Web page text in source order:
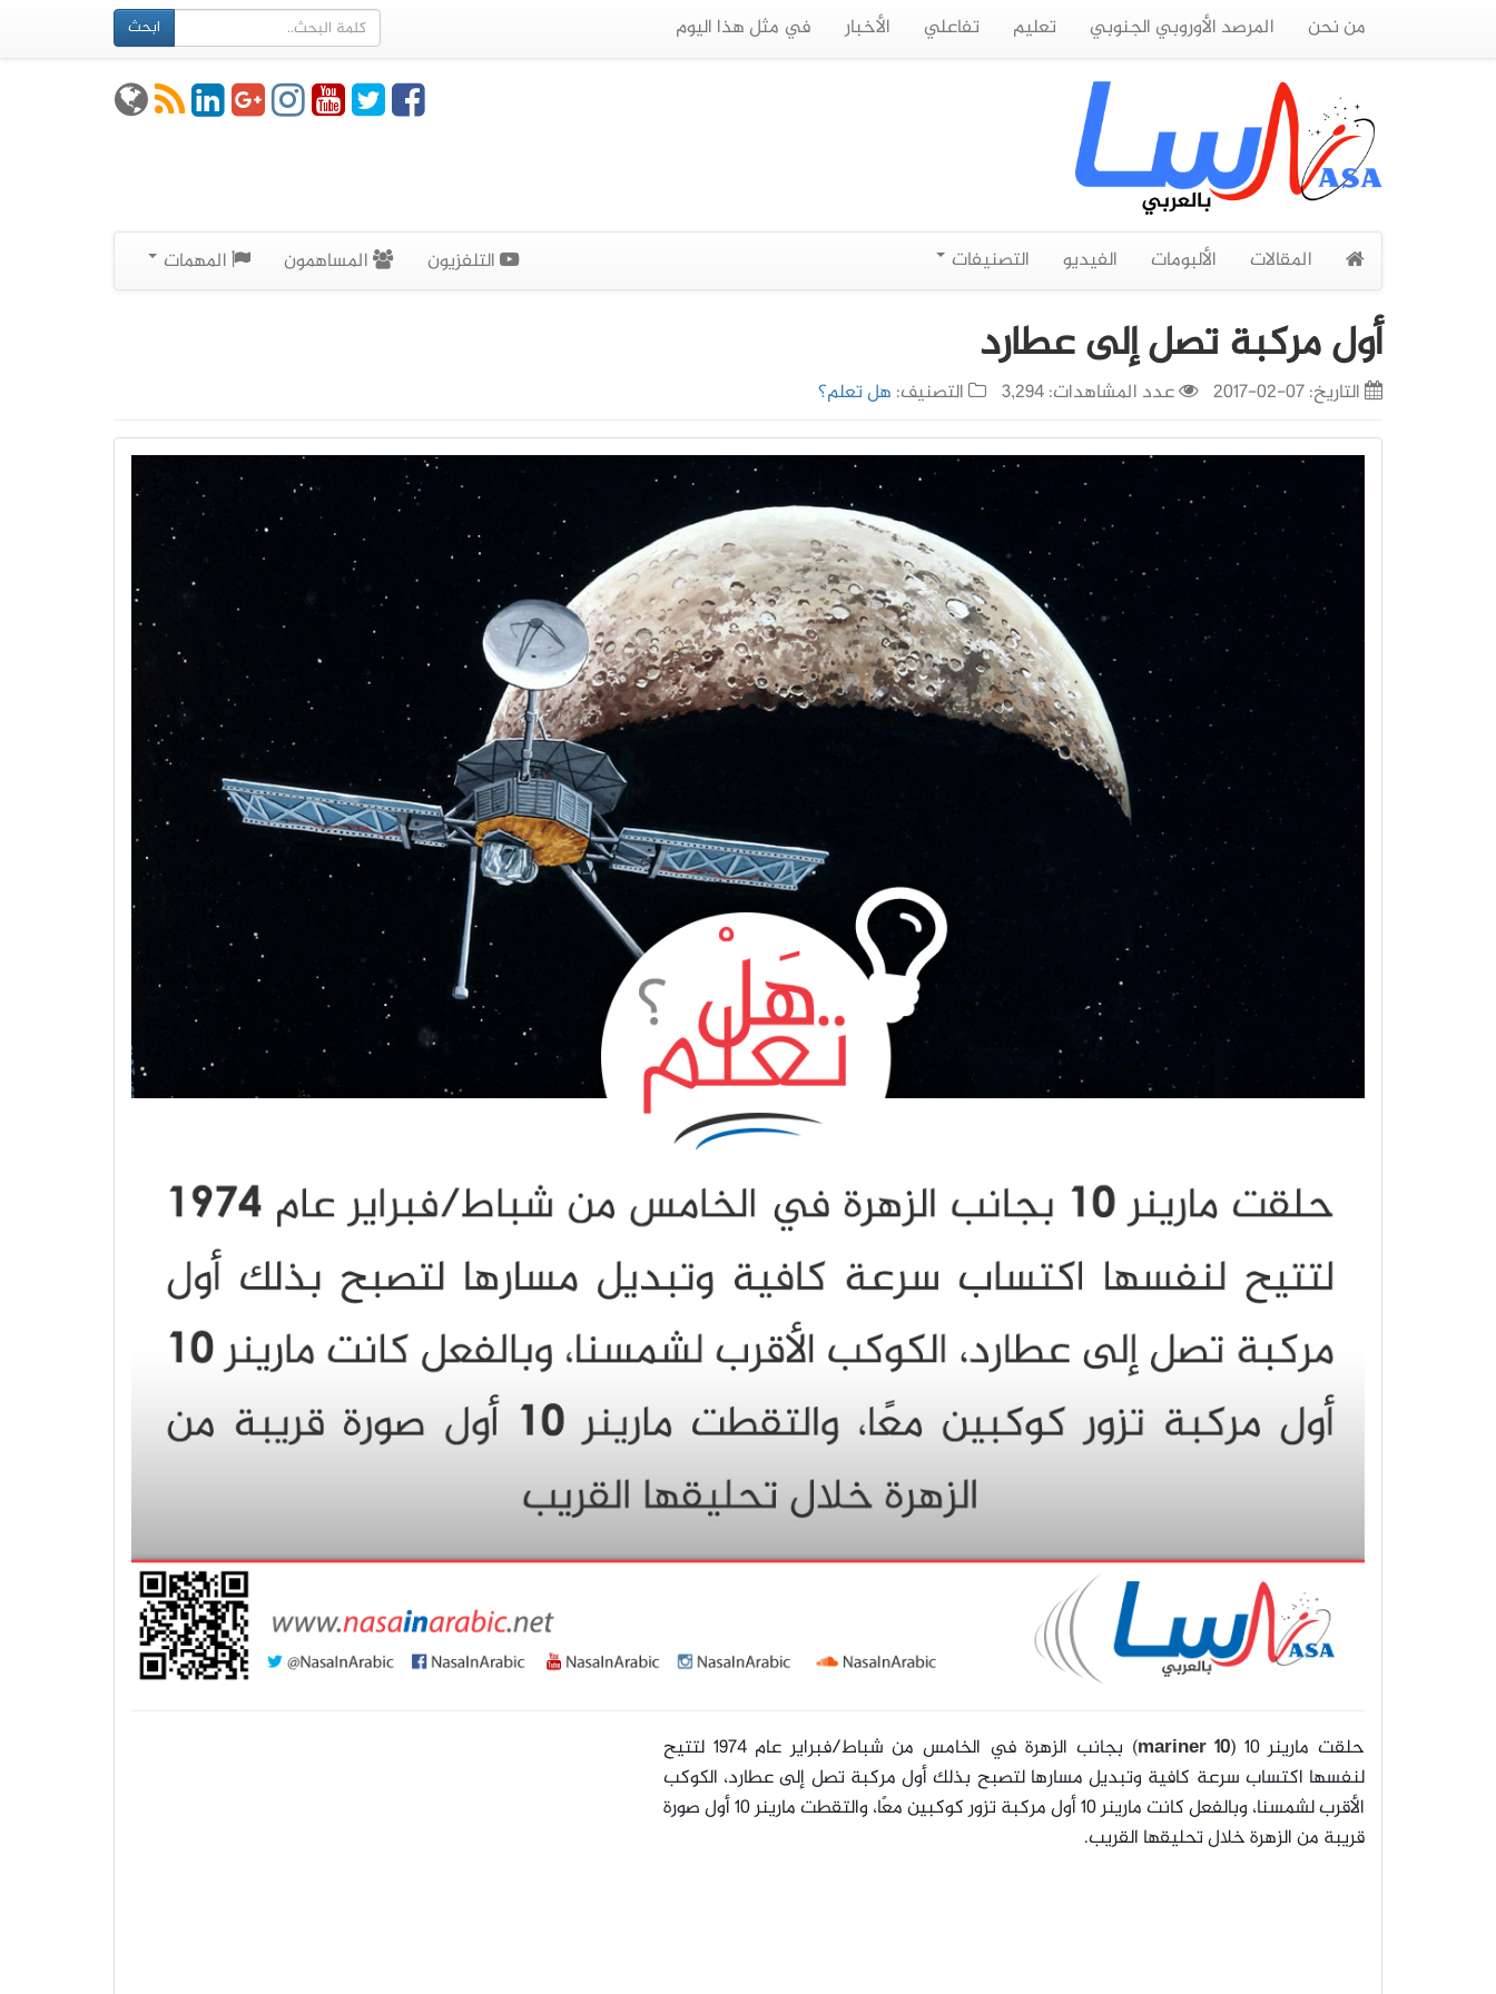
من نحن المرصد الأوروبي الجنوبي تعليم تفاعلي الأخبار في مثل هذا اليوم ابحث
المقالات الألبومات الفيديو التصنيفات التلفزيون المساهمون المهمات
أول مركبة تصل إلى عطارد
التاريخ:07-02-2017 عدد المشاهدات: 3,294 التصنيف: هل تعلم؟
حلقت مارينر 10 ( mariner 10
)
بجانب الزهرة في الخامس من شباط/فبراير عام 1974 لتتيح
لنفسها اكتساب سرعة كافية وتبديل مسارها لتصبح بذلك أول مركبة تصل إلى عطارد، الكوكب
الأقرب لشمسنا، وبالفعل كانت مارينر 10 أول مركبة تزور كوكبين معًا، والتقطت مارينر 10 أول صورة
قريبة من الزهرة خلال تحليقها القريب.